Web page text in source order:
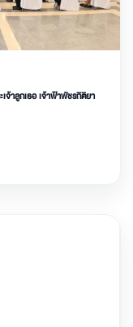
าลูกเธอ เจ้าฟ้าพัชรกิติยา